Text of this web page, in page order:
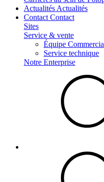
Actualités Actualités
Contact Contact
Sites
Service & vente
Équipe
Service technique
Notre Enterprise